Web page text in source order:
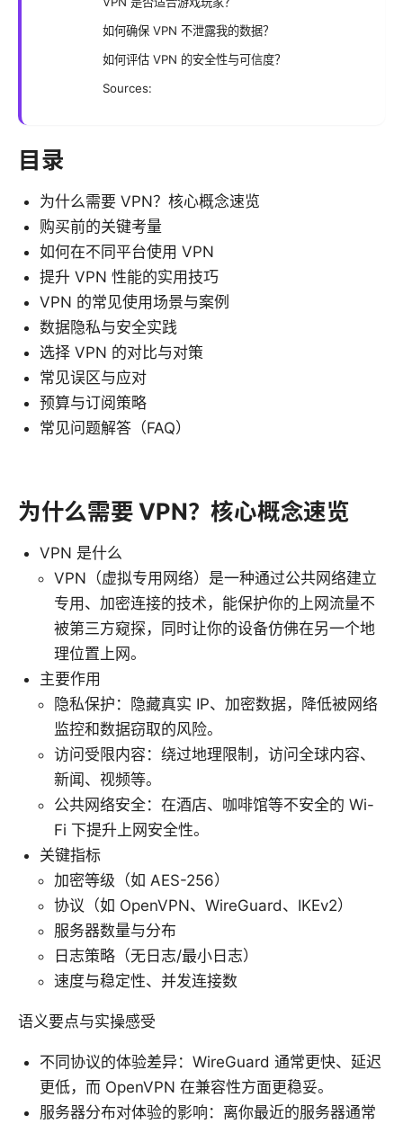
如何确保 VPN 不泄露我的数据？
如何评估 VPN 的安全性与可信度？
Sources:
目录
为什么需要 VPN？核心概念速览
购买前的关键考量
如何在不同平台使用 VPN
提升 VPN 性能的实用技巧
VPN 的常见使用场景与案例
数据隐私与安全实践
选择 VPN 的对比与对策
常见误区与应对
预算与订阅策略
常见问题解答（FAQ）
为什么需要 VPN？核心概念速览
VPN 是什么
VPN（虚拟专用网络）是一种通过公共网络建立
专用、加密连接的技术，能保护你的上网流量不
被第三方窥探，同时让你的设备仿佛在另一个地
理位置上网。
主要作用
隐私保护：隐藏真实 IP、加密数据，降低被网络
监控和数据窃取的风险。
访问受限内容：绕过地理限制，访问全球内容、
新闻、视频等。
公共网络安全：在酒店、咖啡馆等不安全的 Wi-
Fi 下提升上网安全性。
关键指标
加密等级（如 AES-256）
协议（如 OpenVPN、WireGuard、IKEv2）
服务器数量与分布
日志策略（无日志/最小日志）
速度与稳定性、并发连接数
语义要点与实操感受
不同协议的体验差异：WireGuard 通常更快、延迟
更低，而 OpenVPN 在兼容性方面更稳妥。
服务器分布对体验的影响：离你最近的服务器通常